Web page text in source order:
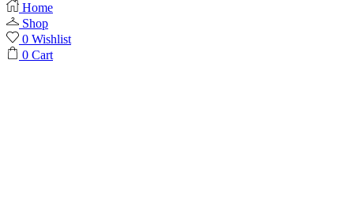
Home
Shop
0 Wishlist
0 Cart